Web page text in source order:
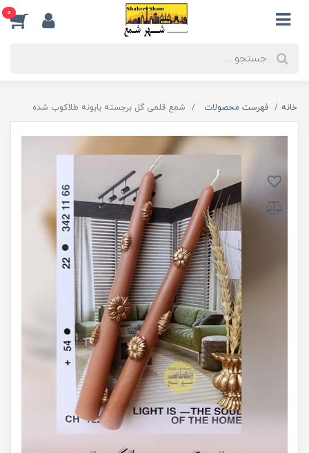
0
خانه فهرست محصولات شمع قلمی گل برجسته بابونه طلاکوب شده